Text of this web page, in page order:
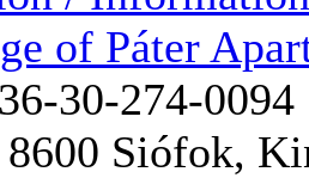
of Páter
30-274-0094
8600 Siófok,